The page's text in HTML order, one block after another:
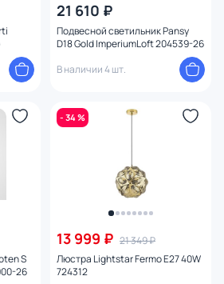
21 610 ₽
Подвесной светильник Pansy
D18 Gold ImperiumLoft 204539-26
В наличии 4 шт.
S
26
- 34 %
13 999 ₽ 21 349 ₽
Люстра Lightstar Fermo E27 40W
724312